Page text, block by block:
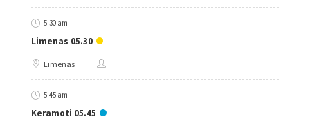
5:30 am
Limenas 05.30
Limenas
5:45 am
Keramoti 05.45